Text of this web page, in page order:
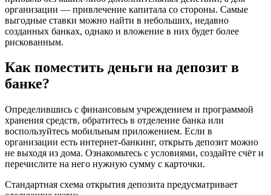
организации — привлечение капитала со стороны. Самые
выгодные ставки можно найти в небольших, недавно
созданных банках, однако и вложение в них будет более
рискованным.
Как поместить деньги на депозит в
банке?
Определившись с финансовым учреждением и программой
хранения средств, обратитесь в отделение банка или
воспользуйтесь мобильным приложением. Если в
организации есть интернет-банкинг, открыть депозит можно
не выходя из дома. Ознакомьтесь с условиями, создайте счёт и
перечислите на него нужную сумму с карточки.
Стандартная схема открытия депозита предусматривает